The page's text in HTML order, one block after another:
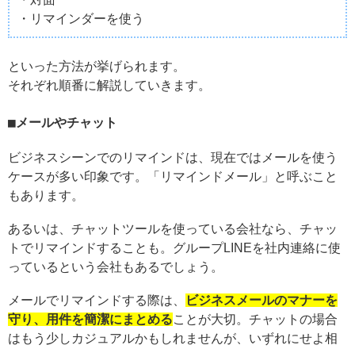
・リマインダーを使う
といった方法が挙げられます。
それぞれ順番に解説していきます。
メールやチャット
ビジネスシーンでのリマインドは、現在ではメールを使う
ケースが多い印象です。「リマインドメール」と呼ぶこと
もあります。
あるいは、チャットツールを使っている会社なら、チャッ
トでリマインドすることも。グループLINEを社内連絡に使
っているという会社もあるでしょう。
メールでリマインドする際は、
ビジネスメールのマナーを
守り、用件を簡潔にまとめることが大切。チャットの場合
はもう少しカジュアルかもしれませんが、いずれにせよ相